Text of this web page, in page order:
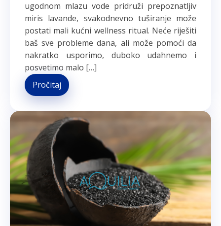
ugodnom mlazu vode pridruži prepoznatljiv
miris lavande, svakodnevno tuširanje može
postati mali kućni wellness ritual. Neće riješiti
baš sve probleme dana, ali može pomoći da
nakratko usporimo, duboko udahnemo i
posvetimo malo […]
Pročitaj